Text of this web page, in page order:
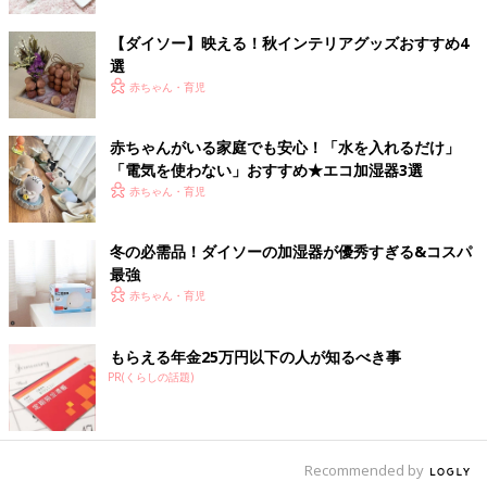
出典：Instagramアカウント「ayun8008」
こちらはダイソーの550円（税込）の加湿器。小さくてライトも
すね。ライトも付いているから、机やベッド周りにも置いても便
利そう！
コンパクト！ピンクの卓上加湿器
【ダイソー】映える！秋インテリアグッズおすすめ4
選
赤ちゃん・育児
赤ちゃんがいる家庭でも安心！「水を入れるだけ」
「電気を使わない」おすすめ★エコ加湿器3選
赤ちゃん・育児
冬の必需品！ダイソーの加湿器が優秀すぎる&コスパ
最強
赤ちゃん・育児
もらえる年金25万円以下の人が知るべき事
PR(くらしの話題)
Recommended by